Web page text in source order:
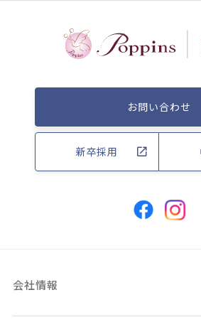
お問い合わせ
新卒採用
会社情報